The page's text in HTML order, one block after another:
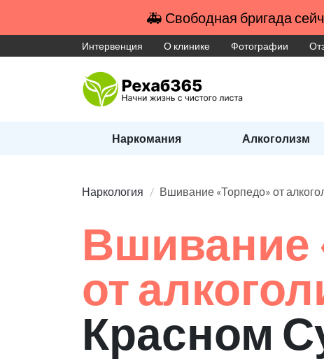
🚑 Свободная бригада
Интервенция О клинике Фотографии
Наркомания Алкоголизм
Наркология Вшивание «Торпедо» от
Вшивание
от
Красном